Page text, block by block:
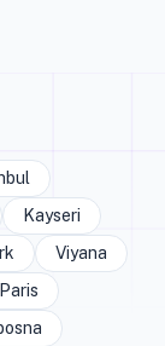
Kayseri
Viyana
Paris